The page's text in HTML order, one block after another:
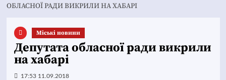
ОБЛАСНОЇ РАДИ ВИКРИЛИ НА ХАБАРІ
Mіські новини
Депутата обласної ради викрили
на хабарі
17:53 11.09.2018